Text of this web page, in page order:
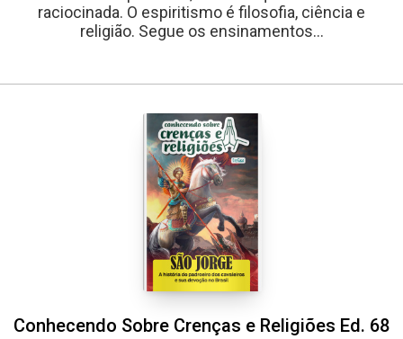
raciocinada. O espiritismo é filosofia, ciência e
religião. Segue os ensinamentos...
Conhecendo Sobre Crenças e Religiões Ed. 68